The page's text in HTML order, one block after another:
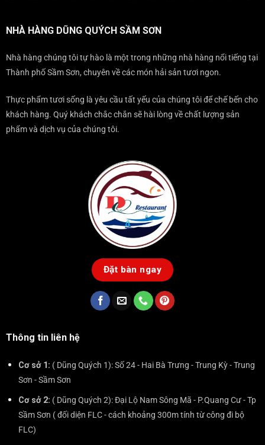
NHÀ HÀNG DŨNG QUÝCH SẦM SƠN
Nhà hàng chúng tôi tự hào là một trong những nhà hàng nổi tiếng tại
Thành phố Sầm Sơn, chuyên về các món hải sản tươi ngon.
Thực phẩm tươi sống là yêu cầu tất yếu của chúng tôi để chế bến cho
khách hàng. Quý khách chắc chắn sẽ hài lòng về chất lượng sản
phẩm và dịch vụ của chúng tôi.
Đặt bàn ngay
Thông tin liên hệ
Cơ sở 1: ( Dũng Quých 1): Số 24 - Hai Bà Trưng - Trung Kỳ - Trung
Sơn - Sầm Sơn
Cơ sở 2: ( Dũng Quých 2): Đại Lộ Nam Sông Mã - P.Quang Cư - Tp
Sầm Sơn ( đối diện FLC - cách khoảng 300m tính từ công đi bộ
FLC)